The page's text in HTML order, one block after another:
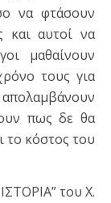
να φτάσουν
και αυτοί να
μαθαίνουν
τους για
πως δε θα
το κόστος του
του Χ.